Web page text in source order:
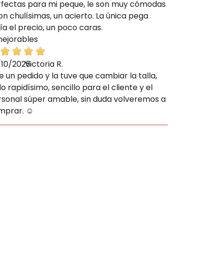
para mi peque, le son muy cómodas
chulísimas, un acierto. La única pega
el precio, un poco caras.
2025Victoria R.
un pedido y la tuve que cambiar la talla,
rapidísimo, sencillo para el cliente y el
súper amable, sin duda volveremos a
☺️